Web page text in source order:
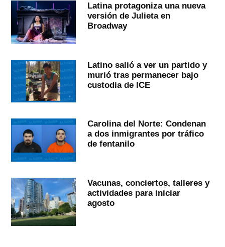
Latina protagoniza una nueva
versión de Julieta en
Broadway
Latino salió a ver un partido y
murió tras permanecer bajo
custodia de ICE
Carolina del Norte: Condenan
a dos inmigrantes por tráfico
de fentanilo
Vacunas, conciertos, talleres y
actividades para iniciar
agosto